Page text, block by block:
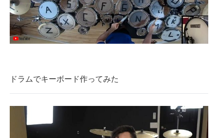
エネルギーの専門メディア
建設×テクノロジーの最前線
ドラムでキーボード作ってみた